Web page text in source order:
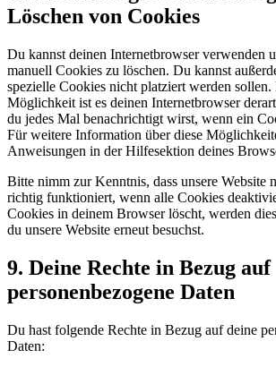
Löschen von Cookies
Du kannst deinen Internetbrowser verwenden
manuell Cookies zu löschen. Du kannst
spezielle Cookies nicht platziert werden sollen.
Möglichkeit ist es deinen Internetbrowser
du jedes Mal benachrichtigt wirst, wenn ein
Für weitere Information über diese
Anweisungen in der Hilfesektion deines
Bitte nimm zur Kenntnis, dass unsere Website
richtig funktioniert, wenn alle Cookies
Cookies in deinem Browser löscht, werden
du unsere Website erneut besuchst.
9. Deine Rechte in Bezug auf
personenbezogene Daten
Du hast folgende Rechte in Bezug auf deine
Daten: